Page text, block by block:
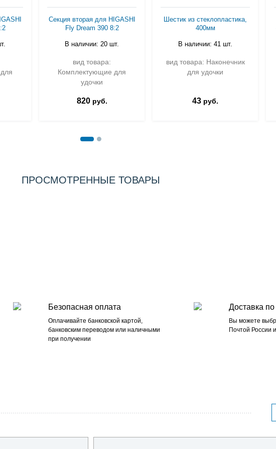
Секция вторая для HIGASHI
Fly Dream 390 8:2
В наличии: 20 шт.
вид товара:
Комплектующие для
удочки
820руб.
Шестик из стеклопластика,
400мм
В наличии: 41 шт.
вид товара: Наконечник
для удочки
43 руб.
ПРОСМОТРЕННЫЕ ТОВАРЫ
Безопасная оплата
Оплачивайте банковской картой,
банковским переводом или наличными
при получении
Доставка
Вы можете
Почтой России